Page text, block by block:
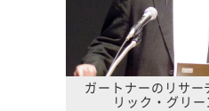
ガートナーのリサー
リック・グリ